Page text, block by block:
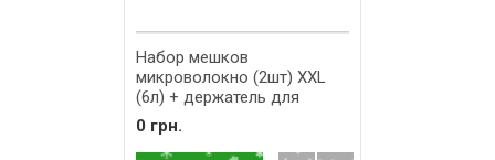
Набор мешков
микроволокно (2шт) XXL
(6л) + держатель для
пылесоса Thomas 787253
0 грн.